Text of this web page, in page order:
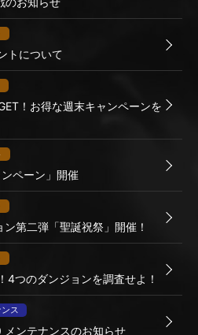
トについて
！お得な週末キャンペーンを
ンペーン」開催
第二弾「聖誕祝祭」開催！
4つのダンジョンを調査せよ！
ス
ンテナンスのお知らせ